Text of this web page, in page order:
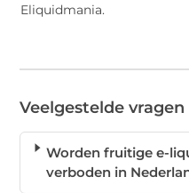
Eliquidmania.
Veelgestelde vragen
Worden fruitige e-
verboden in